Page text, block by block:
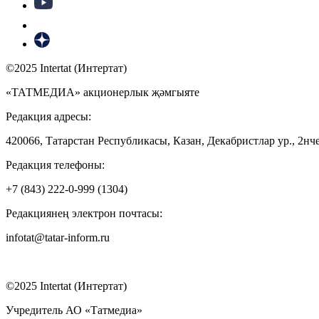
©2025 Intertat (Интертат)
«ТАТМЕДИА» акционерлык җәмгыяте
Редакция адресы:
420066, Татарстан Республикасы, Казан, Декабристлар ур.,
Редакция телефоны:
+7 (843) 222-0-999 (1304)
Редакциянең электрон почтасы:
infotat@tatar-inform.ru
©2025 Intertat (Интертат)
Учредитель АО «Татмедиа»